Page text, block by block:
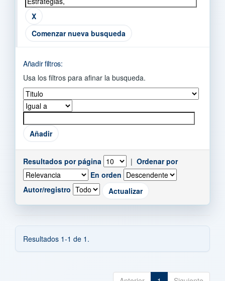
Comenzar nueva busqueda
Añadir filtros:
Usa los filtros para afinar la busqueda.
Resultados por página | Ordenar por
En orden
Autor/registro
Resultados 1-1 de 1.